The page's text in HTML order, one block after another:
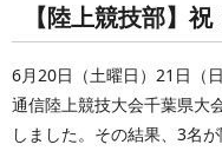
【陸上競技部】
6月20日（土曜日）21日（
通信陸上競技大会千葉県大
しました。その結果、3名